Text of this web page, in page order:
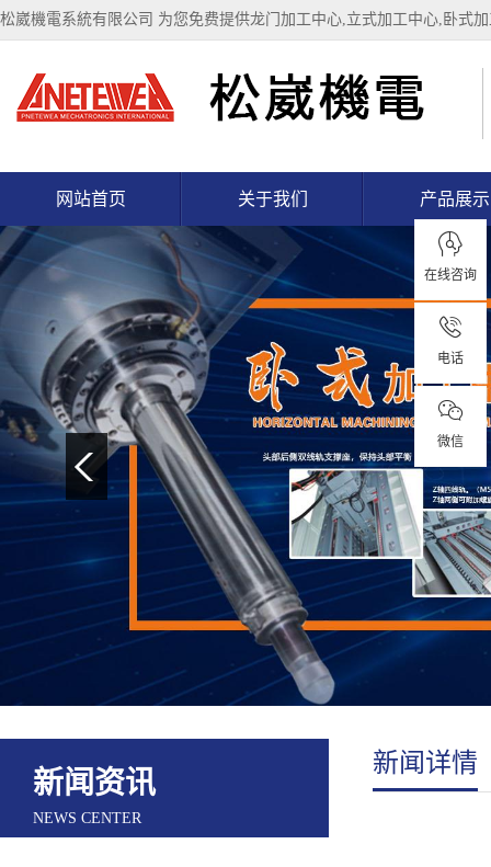
松崴機電系統有限公司 为您免费提供龙门加工中心,立式加工中心,卧式
网站首页 关于我们 产品展示
新闻资讯
NEWS CENTER
新闻详情
在线咨询
电话
微信